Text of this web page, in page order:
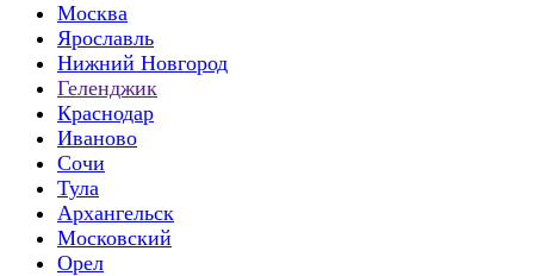
Москва
Ярославль
Нижний Новгород
Геленджик
Краснодар
Иваново
Сочи
Тула
Архангельск
Московский
Орел